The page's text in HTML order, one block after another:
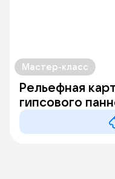
Мастер-класс
Рельефная
гипсового